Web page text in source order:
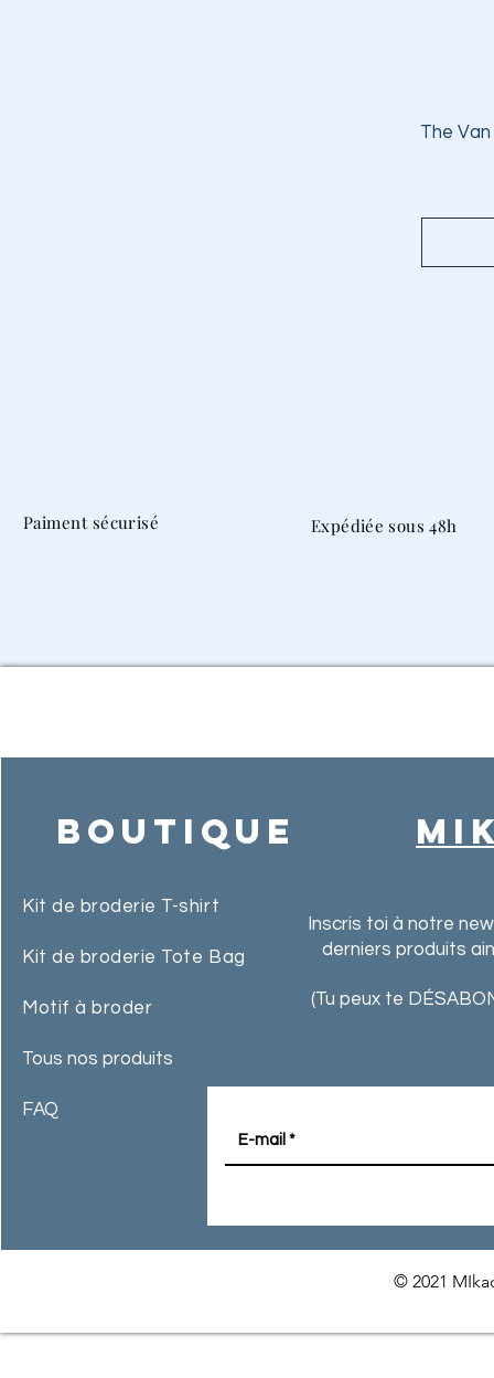
The
Paiment sécurisé Expédiée sous 48h
Boutique
Kit de broderie T-shirt
Kit de broderie Tote Bag
Motif à broder
Tous nos produits
FAQ
Inscris toi à notre
derniers produits
(Tu peux te
© 2021